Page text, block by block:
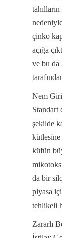
tahılların
çinko
açığa
ve bu da
Nem
Standart
şekilde
küfün
da bir
piyasa
tehlikeli
Zararlı